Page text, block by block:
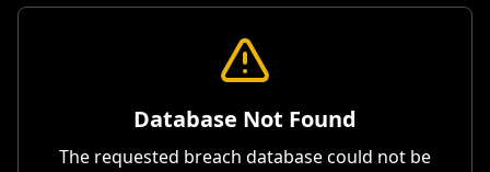
Database Not Found
The requested breach database could not be